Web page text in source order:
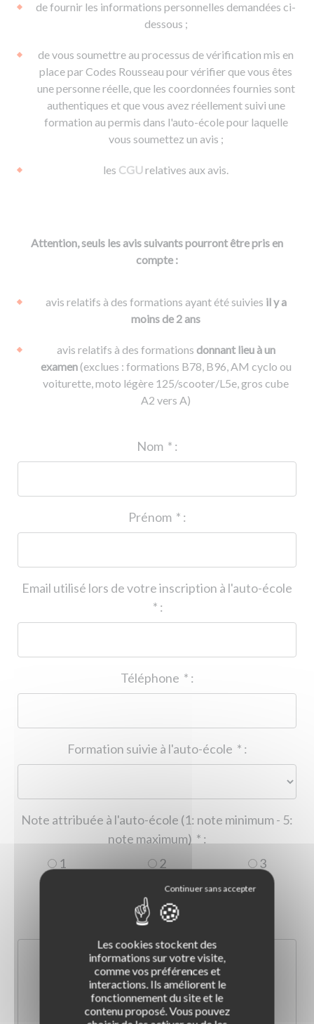
de fournir les informations personnelles demandées ci-
dessous ;
de vous soumettre au processus de vérification mis en
place par Codes Rousseau pour vérifier que vous êtes
une personne réelle, que les coordonnées fournies sont
authentiques et que vous avez réellement suivi une
formation au permis dans l'auto-école pour laquelle
vous soumettez un avis ;
les CGUrelatives aux avis.
Attention, seuls les avis suivants pourront être pris en
compte :
avis relatifs à des formations ayant été suivies il y a
moins de 2 ans
avis relatifs à des formations donnant lieu à un
examen(exclues : formations B78, B96, AM cyclo ou
voiturette, moto légère 125/scooter/L5e, gros cube
A2 vers A)
* :
* :
Email utilisé lors de votre inscription à l'auto-école
* :
* :
* :
Note attribuée à l'auto-école (1: note minimum - 5:
* :
1
2
3
5
Les cookies stockent des
informations sur votre visite,
comme vos préférences et
interactions. Ils améliorent le
fonctionnement du site et le
contenu proposé. Vous pouvez